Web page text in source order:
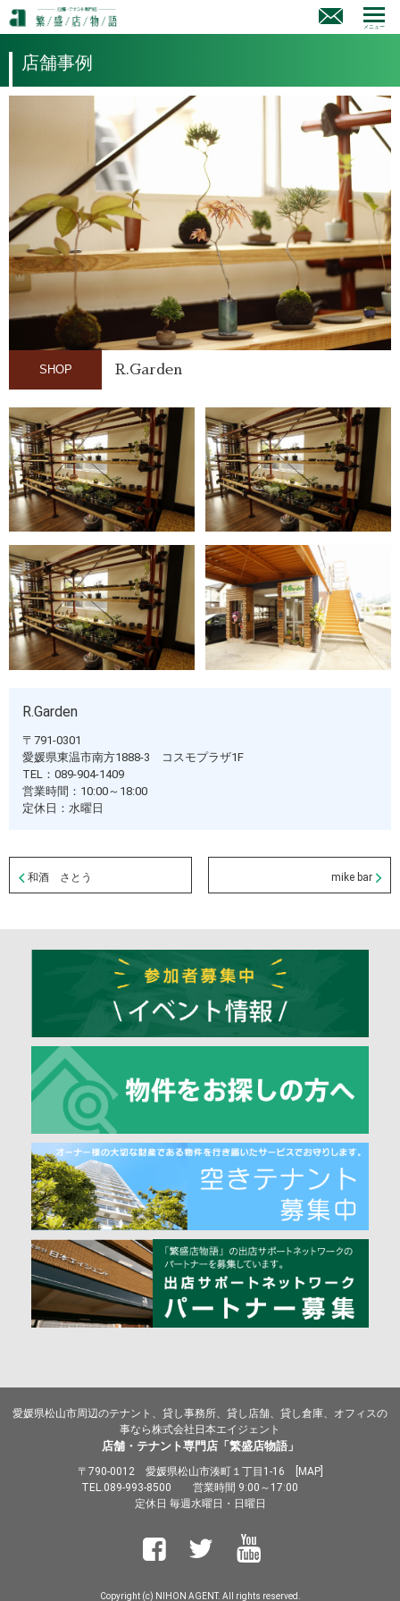
メニュー
店舗事例
SHOP R.Garden
R.Garden
〒791-0301
愛媛県東温市南方1888-3 コスモプラザ1F
TEL：089-904-1409
営業時間：10:00～18:00
定休日：水曜日
和酒 さとう mike bar
愛媛県松山市周辺のテナント、貸し事務所、貸し店舗、貸し倉庫、オフィスの
事なら株式会社日本エイジェント
店舗・テナント専門店「繁盛店物語」
〒790-0012 愛媛県松山市湊町１丁目1-16 [ MAP]
TEL. 089-993-8500 営業時間 9:00～17:00
定休日 毎週水曜日・日曜日
Copyright (c) NIHON AGENT. All rights reserved.